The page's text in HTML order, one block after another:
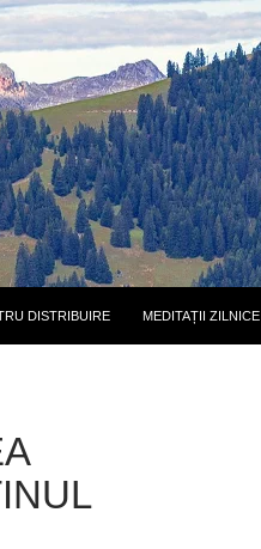
DISTRIBUIRE MEDITAȚII ZILNICE